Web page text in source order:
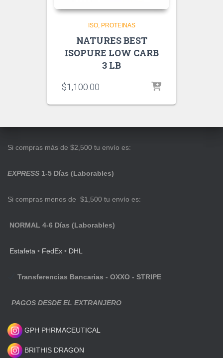
ISO PROTEINAS
NATURES BEST
ISOPURE LOW CARB
3 LB
$1,100.00
Si compras más de $2,500 tu envío es:
EXPRESS 1-5 Días (Laborables)
Si compras menos de $1,500 tu envío es:
NORMAL 4-6 Días (Laborables)
Estafeta • FedEx • DHL
Transferencias Bancarias - OXXO - STRIPE
PAGOS DESDE EL EXTRANJERO
GPH PHRMACEUTICAL
BRITHIS DRAGON